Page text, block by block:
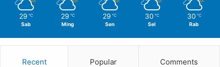
29 ℃
Sab
29 ℃
Ming
29 ℃
Sen
30 ℃
Sel
30 ℃
Rab
Recent Popular Comments